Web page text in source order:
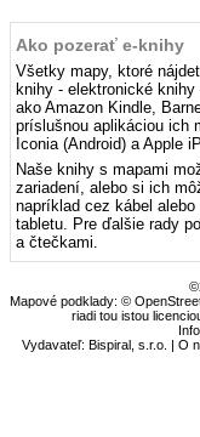
Ako pozerať e-knihy
Všetky mapy, ktoré
knihy - elektronické
ako Amazon Kindle,
príslušnou aplikáciou ich
Iconia (Android) a Apple
Naše knihy s mapami
zariadení, alebo si ich
napríklad cez kábel
tabletu. Pre ďalšie rady
a čtečkami.
Mapové podklady: ©
riadi tou istou
Vydavateľ: Bispiral, s.r.o. |O